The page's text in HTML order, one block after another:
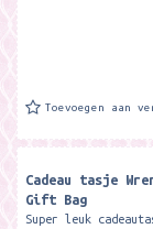
Toevoegen aan
Cadeau tasje
Gift Bag
Super leuk